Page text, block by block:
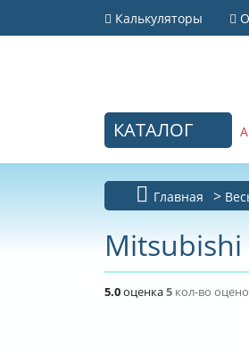
Калькуляторы
КАТАЛОГ
Главная
Mitsubishi
5.0оценка5 кол-во